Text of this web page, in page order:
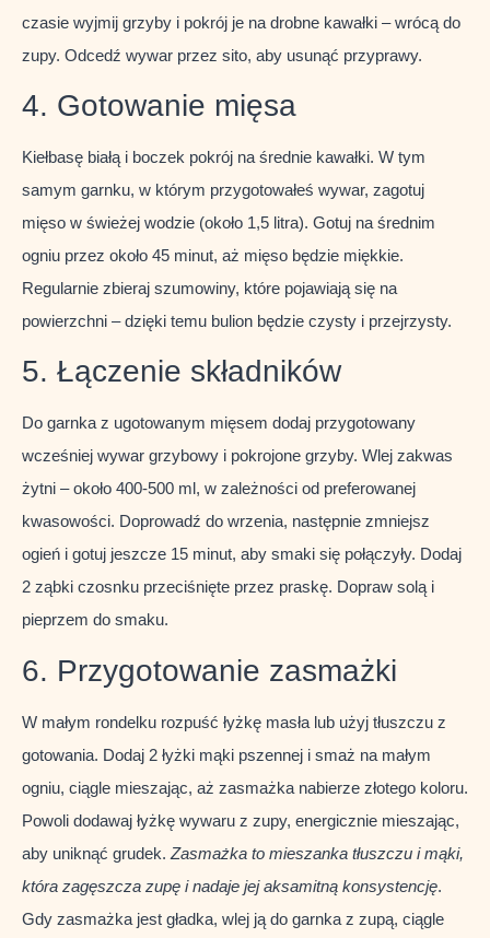
czasie wyjmij grzyby i pokrój je na drobne kawałki – wrócą do
zupy. Odcedź wywar przez sito, aby usunąć przyprawy.
4. Gotowanie mięsa
Kiełbasę białą i boczek pokrój na średnie kawałki. W tym
samym garnku, w którym przygotowałeś wywar, zagotuj
mięso w świeżej wodzie (około 1,5 litra). Gotuj na średnim
ogniu przez około 45 minut, aż mięso będzie miękkie.
Regularnie zbieraj szumowiny, które pojawiają się na
powierzchni – dzięki temu bulion będzie czysty i przejrzysty.
5. Łączenie składników
Do garnka z ugotowanym mięsem dodaj przygotowany
wcześniej wywar grzybowy i pokrojone grzyby. Wlej zakwas
żytni – około 400-500 ml, w zależności od preferowanej
kwasowości. Doprowadź do wrzenia, następnie zmniejsz
ogień i gotuj jeszcze 15 minut, aby smaki się połączyły. Dodaj
2 ząbki czosnku przeciśnięte przez praskę. Dopraw solą i
pieprzem do smaku.
6. Przygotowanie zasmażki
W małym rondelku rozpuść łyżkę masła lub użyj tłuszczu z
gotowania. Dodaj 2 łyżki mąki pszennej i smaż na małym
ogniu, ciągle mieszając, aż zasmażka nabierze złotego koloru.
Powoli dodawaj łyżkę wywaru z zupy, energicznie mieszając,
aby uniknąć grudek. Zasmażka to mieszanka tłuszczu i mąki,
która zagęszcza zupę i nadaje jej aksamitną konsystencję.
Gdy zasmażka jest gładka, wlej ją do garnka z zupą, ciągle